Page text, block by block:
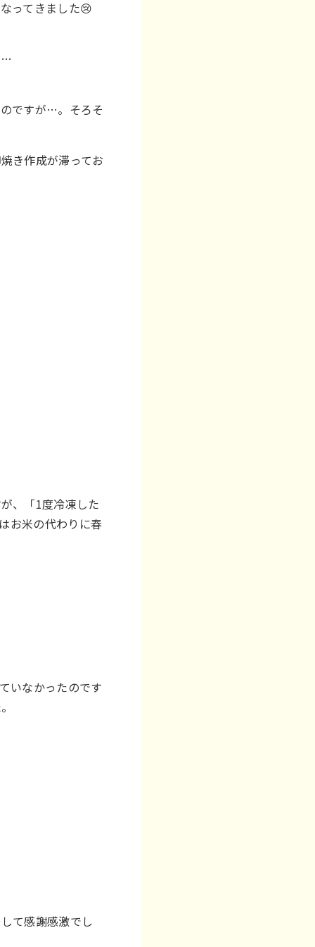
ってきました😢
…
ですが…。そろそ
き作成が滞ってお
、「1度冷凍した
お米の代わりに春
いなかったのです
て感謝感激でし